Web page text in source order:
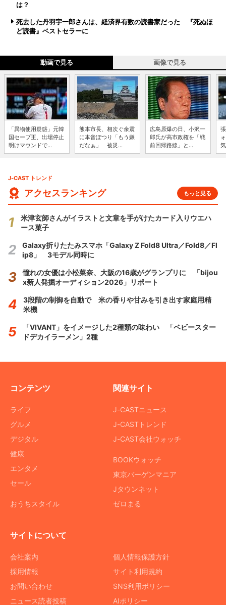
は？
死去した丹羽宇一郎さんは、経済界有数の読書家だった 『死ぬほ
ど読書』ベストセラーに
動画で見る 画像で見る
「異物使用疑惑」元韓
国セーブ王、出場停止
明けマウンドで...
熊本市長、相次ぐ余震
に本音ぽつり「もう嫌
だなぁ」 被災...
広島原爆の日、小沢一
郎氏が高市政権を「戦
前回帰路線」と...
J-CAST トレンド
アクセスランキング もっと見る
米津玄師さんがイラストと文章を手がけたカード入りウエハ
ース菓子
Galaxy折りたたみスマホ「Galaxy Z Fold8 Ultra／Fold8／Fl
ip8」 3モデル同時に
憧れの女優は小松菜奈、大阪の16歳がグランプリに 「bijou
x新人発掘オーディション2026」リポート
3段階の制御を自動で 米の香りや甘みを引き出す家庭用精
米機
「VIVANT」をイメージした2種類の味わい 「ベビースター
ドデカイラーメン」2種
コンテンツ
ライフ
グルメ
デジタル
健康
エンタメ
セール
おうちスタイル
関連サイト
J-CASTニュース
J-CASTトレンド
J-CAST会社ウォッチ
BOOKウォッチ
東京バーゲンマニア
Jタウンネット
ゼロまる
サイトについて
会社案内
採用情報
お問い合わせ
ニュース読者投稿
個人情報保護方針
サイト利用規約
SNS利用ポリシー
AIポリシー